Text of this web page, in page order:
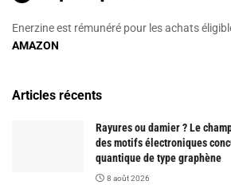
Enerzine est rémunéré pour les achats
AMAZON
Articles récents
Rayures ou damier ? Le
des motifs électroniques
quantique de type graphène
8 août 2026